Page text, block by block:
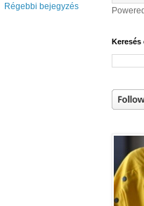
Régebbi bejegyzés